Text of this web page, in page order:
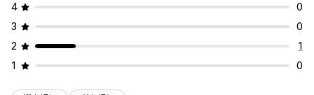
4
0
3
0
2
1
1
0